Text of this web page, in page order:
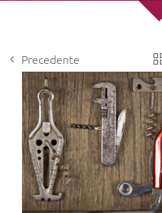
Precedente
View
Larger
Image